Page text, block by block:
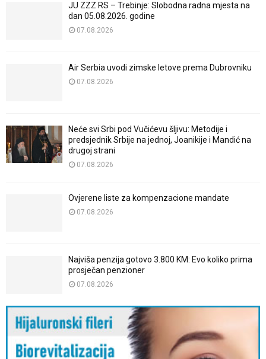
JU ZZZ RS – Trebinje: Slobodna radna mjesta na
dan 05.08.2026. godine
07.08.2026
Air Serbia uvodi zimske letove prema Dubrovniku
07.08.2026
Neće svi Srbi pod Vučićevu šljivu: Metodije i
predsjednik Srbije na jednoj, Joanikije i Mandić na
drugoj strani
07.08.2026
Ovjerene liste za kompenzacione mandate
07.08.2026
Najviša penzija gotovo 3.800 KM: Evo koliko prima
prosječan penzioner
07.08.2026